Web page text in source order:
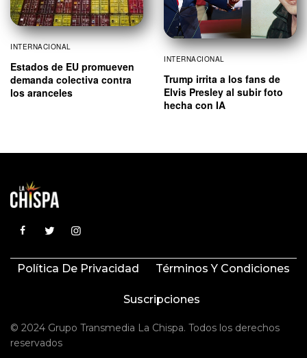
INTERNACIONAL
Estados de EU promueven
demanda colectiva contra
los aranceles
INTERNACIONAL
Trump irrita a los fans de
Elvis Presley al subir foto
hecha con IA
Política De Privacidad Términos Y Condiciones
Suscripciones
© 2024 Grupo Transmedia La Chispa. Todos los derechos
reservados